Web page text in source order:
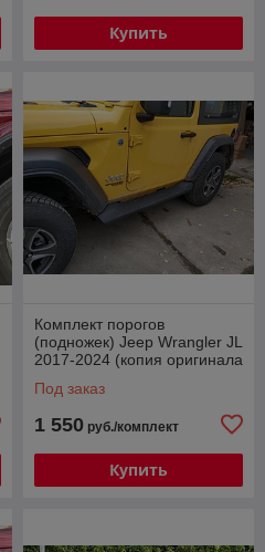
Купить
Комплект порогов
(подножек) Jeep Wrangler JL
2017-2024 (копия оригинала
Под заказ
1 550 руб./комплект
Купить